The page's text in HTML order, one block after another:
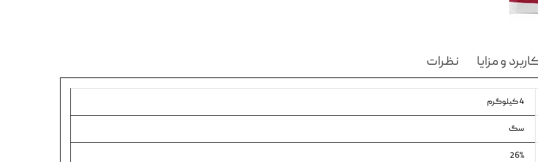
و مزایا نظرات
4 کیلوگرم
سگ
26%